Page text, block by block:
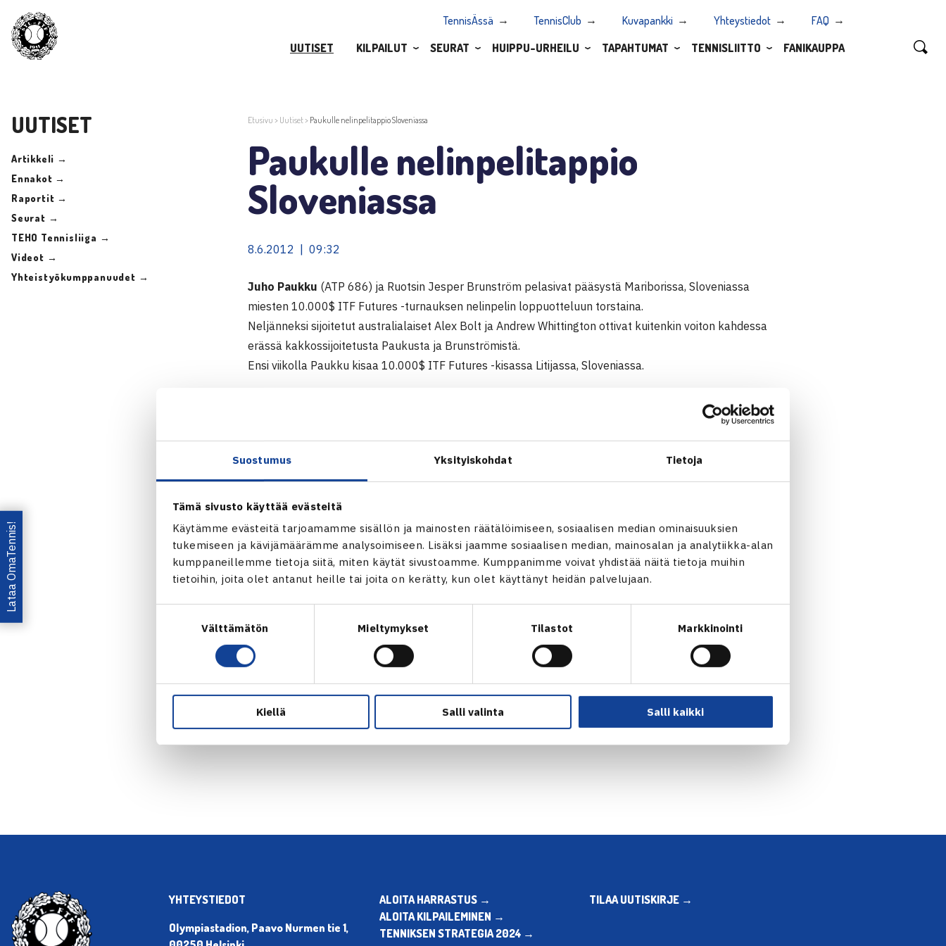
Suostumus Yksityiskohdat Tietoja
Tämä sivusto käyttää evästeitä
Käytämme evästeitä tarjoamamme sisällön ja mainosten räätälöimiseen, sosiaalisen median ominaisuuksien
tukemiseen ja kävijämäärämme analysoimiseen. Lisäksi jaamme sosiaalisen median, mainosalan ja analytiikka-alan
kumppaneillemme tietoja siitä, miten käytät sivustoamme. Kumppanimme voivat yhdistää näitä tietoja muihin
tietoihin, joita olet antanut heille tai joita on kerätty, kun olet käyttänyt heidän palvelujaan.
Välttämätön Mieltymykset Tilastot Markkinointi
Kiellä Salli valinta Salli kaikki
TennisÄssä TennisClub Kuvapankki Yhteystiedot
FAQ
UUTISET
KILPAILUT SEURAT HUIPPU-URHEILU TAPAHTUMAT TENNISLIITTO FANIKAUPPA
UUTISET
Artikkeli →
Ennakot →
Raportit →
Seurat →
TEHO Tennisliiga →
Videot →
Yhteistyökumppanuudet →
Etusivu > Uutiset> Paukulle nelinpelitappio Sloveniassa
Paukulle nelinpelitappio
Sloveniassa
8.6.2012 | 09:32
Juho Paukku (ATP 686) ja Ruotsin Jesper Brunström pelasivat pääsystä Mariborissa, Sloveniassa
miesten 10.000$ ITF Futures -turnauksen nelinpelin loppuotteluun torstaina.
Neljänneksi sijoitetut australialaiset Alex Bolt ja Andrew Whittington ottivat kuitenkin voiton kahdessa
erässä kakkossijoitetusta Paukusta ja Brunströmistä.
Ensi viikolla Paukku kisaa 10.000$ ITF Futures -kisassa Litijassa, Sloveniassa.
Nelinpeli
Välieriä: Alex Bolt/Andrew Whittington Australia (4.) – Jesper Brunström Ruotsi/JuhoPaukku (2.) 63 64
Mariborin miesten ITF Futures -turnaus verkossa
Juho Paukku
Jaa:
Lataa OmaTennis!
YHTEYSTIEDOT
Olympiastadion, Paavo Nurmen tie 1,
ALOITA HARRASTUS →
ALOITA KILPAILEMINEN →
TENNIKSEN STRATEGIA 2024 →
TILAA UUTISKIRJE →